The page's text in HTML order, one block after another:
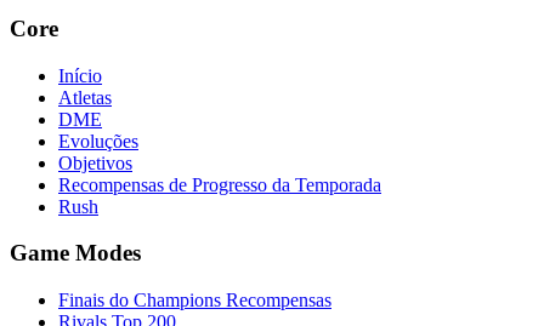
Core
Início
Atletas
DME
Evoluções
Objetivos
Recompensas de Progresso da Temporada
Rush
Game Modes
Finais do Champions Recompensas
Rivals Top 200